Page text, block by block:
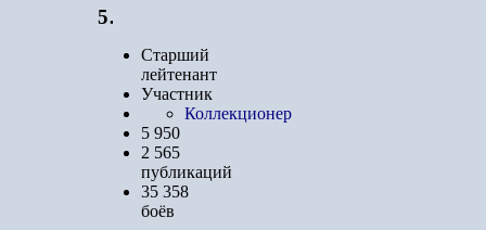
5 950
Старший
лейтенант
Участник
Коллекционер
5 950
2 565
публикаций
35 358
боёв